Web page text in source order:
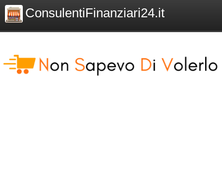
ConsulentiFinanziari24.it